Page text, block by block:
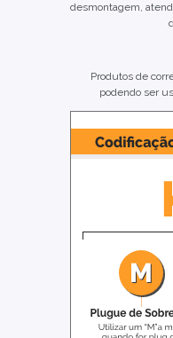
desmontagem,
Produtos de
podendo ser